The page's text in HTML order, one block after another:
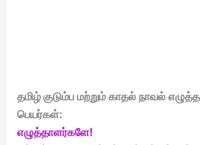
தமிழ் குடும்ப மற்றும் காதல் நாவல்
பெயர்கள்:
எழுத்தாளர்களே!